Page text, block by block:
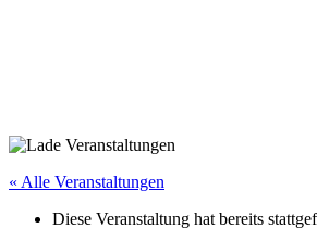
« Alle Veranstaltungen
Diese Veranstaltung hat bereits